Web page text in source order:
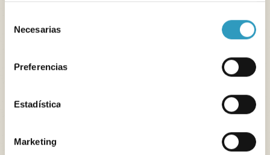
Necesarias
Preferencias
Estadística
Marketing